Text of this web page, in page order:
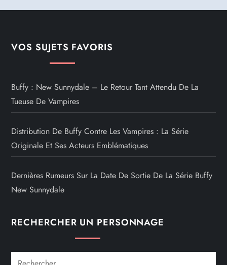
VOS SUJETS FAVORIS
Buffy : New Sunnydale – Le Retour Tant Attendu De La
Tueuse De Vampires
Distribution De Buffy Contre Les Vampires : La Série
Originale Et Ses Acteurs Emblématiques
Dernières Rumeurs Sur La Date De Sortie De La Série Buffy
New Sunnydale
RECHERCHER UN PERSONNAGE
Rechercher :